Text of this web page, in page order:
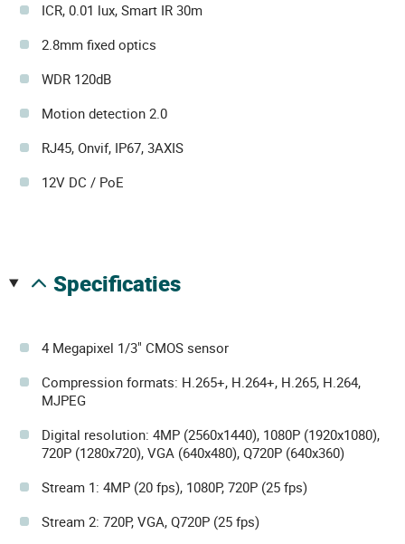
ICR, 0.01 lux, Smart IR 30m
2.8mm fixed optics
WDR 120dB
Motion detection 2.0
RJ45, Onvif, IP67, 3AXIS
12V DC / PoE
specificaties
4 Megapixel 1/3" CMOS sensor
Compression formats: H.265+, H.264+, H.265, H.264,
MJPEG
Digital resolution: 4MP (2560x1440), 1080P (1920x1080),
720P (1280x720), VGA (640x480), Q720P (640x360)
Stream 1: 4MP (20 fps), 1080P, 720P (25 fps)
Stream 2: 720P, VGA, Q720P (25 fps)